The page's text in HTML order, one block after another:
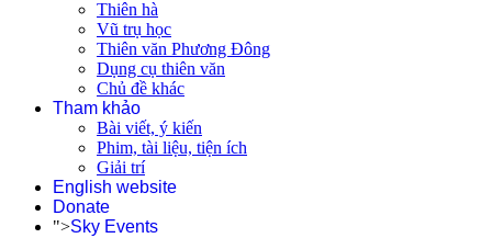
Thiên hà
Vũ trụ học
Thiên văn Phương Đông
Dụng cụ thiên văn
Chủ đề khác
Tham khảo
Bài viết, ý kiến
Phim, tài liệu, tiện ích
Giải trí
English website
Donate
">Sky Events